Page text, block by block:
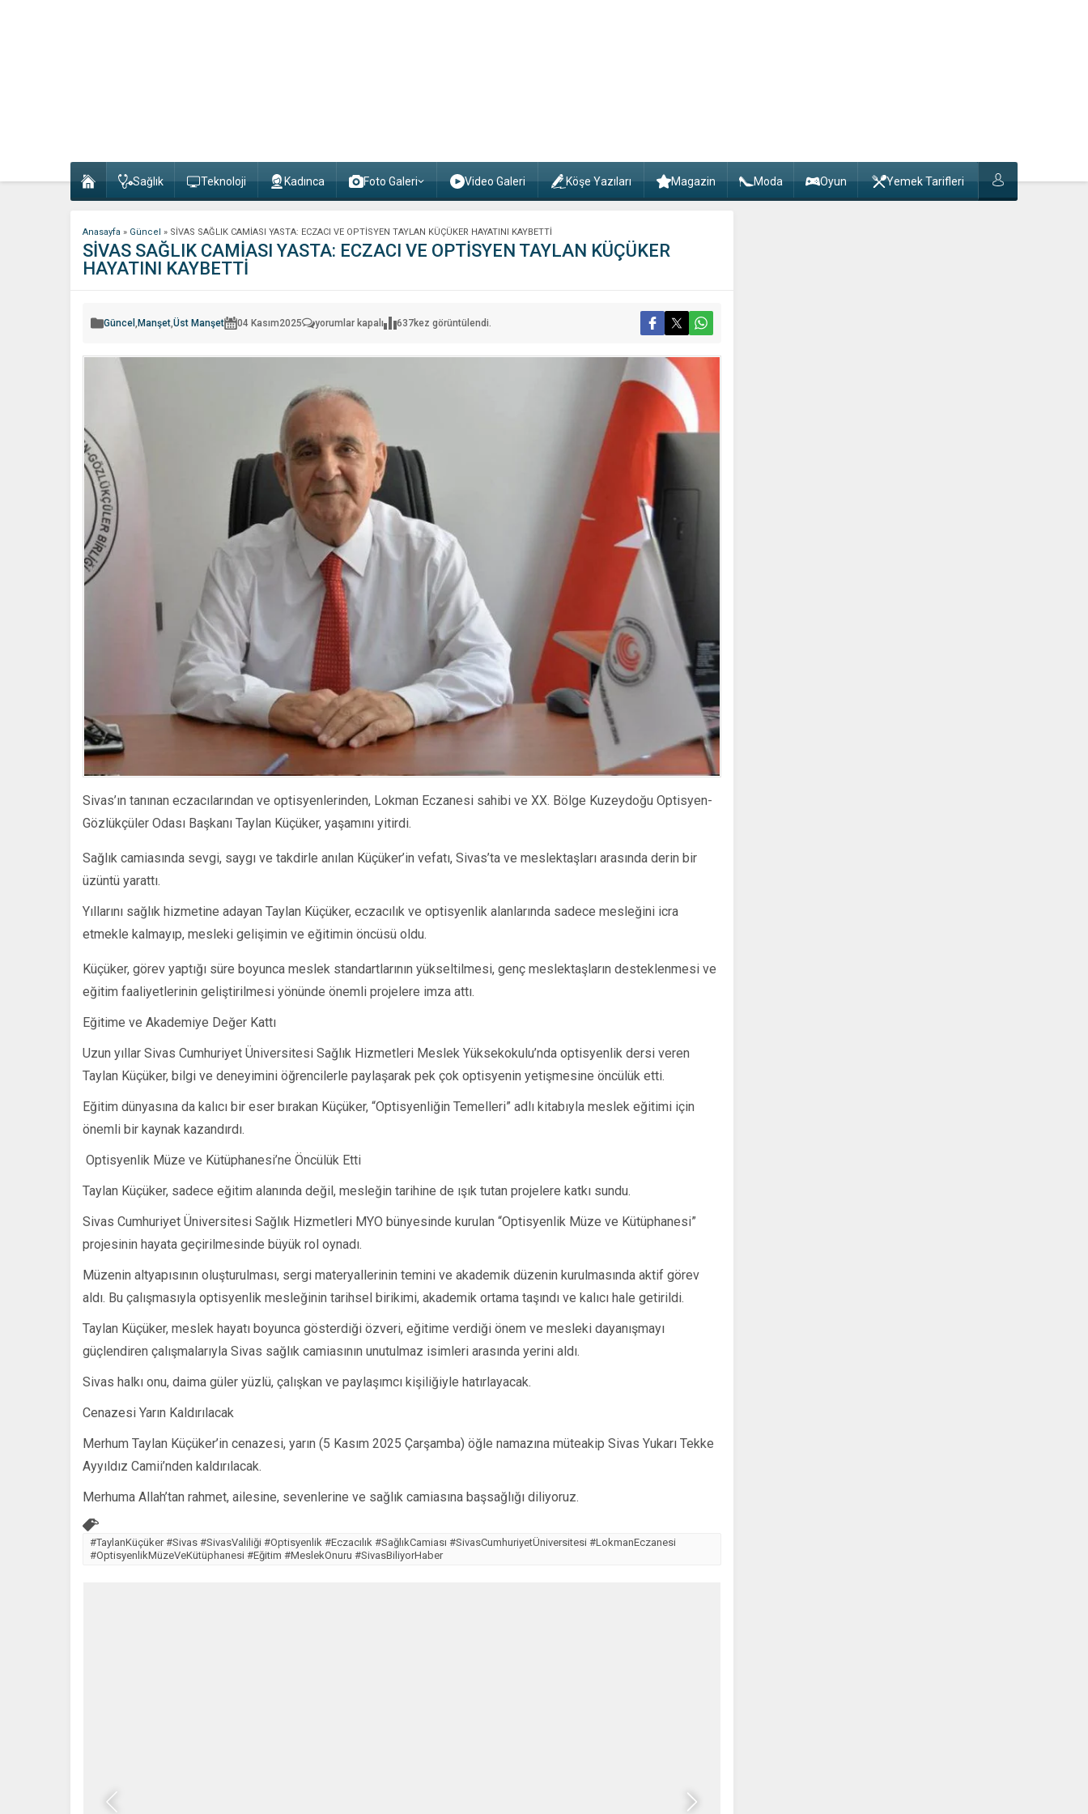
Sağlık Teknoloji Kadınca Foto Galeri Video Galeri Köşe Yazıları Magazin Moda Oyun Yemek Tarifleri
Anasayfa » Güncel » SİVAS SAĞLIK CAMİASI YASTA: ECZACI VE OPTİSYEN TAYLAN KÜÇÜKER HAYATINI KAYBETTİ
SİVAS SAĞLIK CAMİASI YASTA: ECZACI VE OPTİSYEN TAYLAN KÜÇÜKER
HAYATINI KAYBETTİ
Güncel , Manşet,Üst Manşet 04 Kasım2025
SİVAS
YASTA:
OPTİSYEN
TAYLAN
HAYATINI
KAYBETTİ
için
yorumlar kapalı 637kez görüntülendi.
Sivas’ın tanınan eczacılarından ve optisyenlerinden, Lokman Eczanesi sahibi ve XX. Bölge Kuzeydoğu Optisyen-
Gözlükçüler Odası Başkanı Taylan Küçüker, yaşamını yitirdi.
Sağlık camiasında sevgi, saygı ve takdirle anılan Küçüker’in vefatı, Sivas’ta ve meslektaşları arasında derin bir
üzüntü yarattı.
Yıllarını sağlık hizmetine adayan Taylan Küçüker, eczacılık ve optisyenlik alanlarında sadece mesleğini icra
etmekle kalmayıp, mesleki gelişimin ve eğitimin öncüsü oldu.
Küçüker, görev yaptığı süre boyunca meslek standartlarının yükseltilmesi, genç meslektaşların desteklenmesi ve
eğitim faaliyetlerinin geliştirilmesi yönünde önemli projelere imza attı.
Eğitime ve Akademiye Değer Kattı
Uzun yıllar Sivas Cumhuriyet Üniversitesi Sağlık Hizmetleri Meslek Yüksekokulu’nda optisyenlik dersi veren
Taylan Küçüker, bilgi ve deneyimini öğrencilerle paylaşarak pek çok optisyenin yetişmesine öncülük etti.
Eğitim dünyasına da kalıcı bir eser bırakan Küçüker, “Optisyenliğin Temelleri” adlı kitabıyla meslek eğitimi için
önemli bir kaynak kazandırdı.
️ Optisyenlik Müze ve Kütüphanesi’ne Öncülük Etti
Taylan Küçüker, sadece eğitim alanında değil, mesleğin tarihine de ışık tutan projelere katkı sundu.
Sivas Cumhuriyet Üniversitesi Sağlık Hizmetleri MYO bünyesinde kurulan “Optisyenlik Müze ve Kütüphanesi”
projesinin hayata geçirilmesinde büyük rol oynadı.
Müzenin altyapısının oluşturulması, sergi materyallerinin temini ve akademik düzenin kurulmasında aktif görev
aldı. Bu çalışmasıyla optisyenlik mesleğinin tarihsel birikimi, akademik ortama taşındı ve kalıcı hale getirildi.
Taylan Küçüker, meslek hayatı boyunca gösterdiği özveri, eğitime verdiği önem ve mesleki dayanışmayı
güçlendiren çalışmalarıyla Sivas sağlık camiasının unutulmaz isimleri arasında yerini aldı.
Sivas halkı onu, daima güler yüzlü, çalışkan ve paylaşımcı kişiliğiyle hatırlayacak.
Cenazesi Yarın Kaldırılacak
Merhum Taylan Küçüker’in cenazesi, yarın (5 Kasım 2025 Çarşamba) öğle namazına müteakip Sivas Yukarı Tekke
Ayyıldız Camii’nden kaldırılacak.
Merhuma Allah’tan rahmet, ailesine, sevenlerine ve sağlık camiasına başsağlığı diliyoruz.
#TaylanKüçüker #Sivas #SivasValiliği #Optisyenlik #Eczacılık #SağlıkCamiası #SivasCumhuriyetÜniversitesi #LokmanEczanesi
#OptisyenlikMüzeVeKütüphanesi #Eğitim #MeslekOnuru #SivasBiliyorHaber